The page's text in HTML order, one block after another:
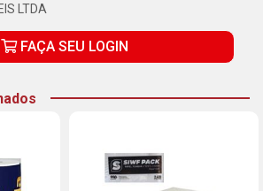
LTDA
FAÇA SEU LOGIN